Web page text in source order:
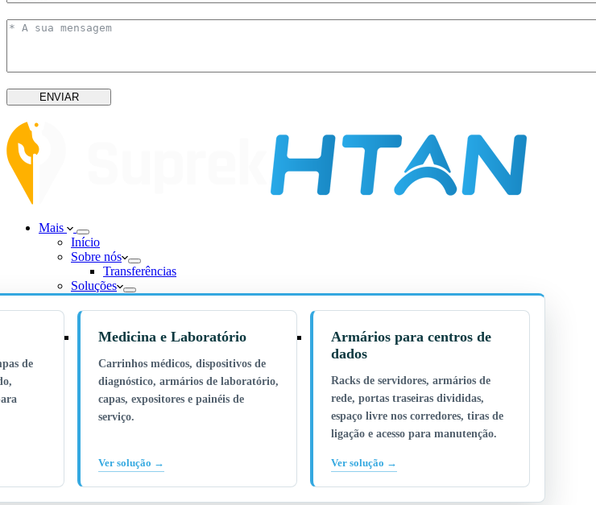
ENVIAR
Mais
Início
Sobre nós
Transferências
Soluções
de
Medicina e Laboratório
Carrinhos médicos, dispositivos de
diagnóstico, armários de laboratório,
capas, expositores e painéis de
serviço.
Ver solução →
Armários para centros de
dados
Racks de servidores, armários de
rede, portas traseiras divididas,
espaço livre nos corredores, tiras de
ligação e acesso para manutenção.
Ver solução →